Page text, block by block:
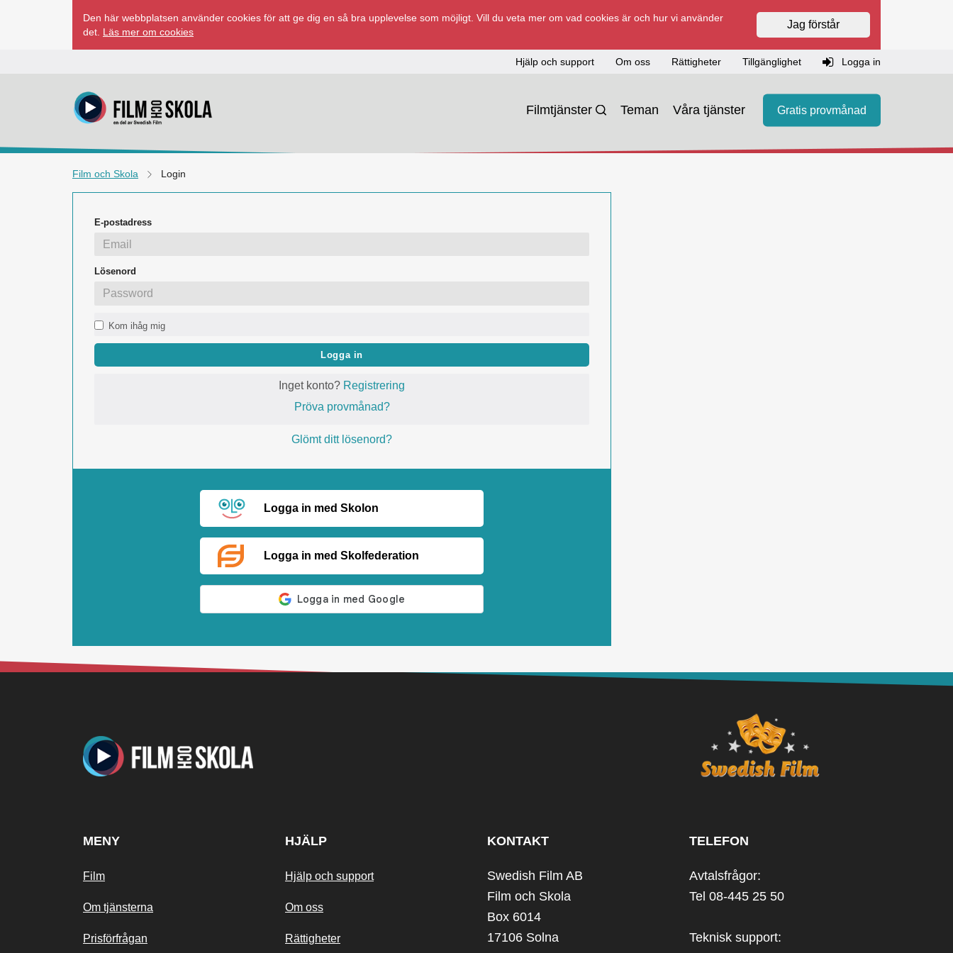
Den här webbplatsen använder cookies för att ge dig en så bra upplevelse som möjligt. Vill du veta mer om vad cookies är och hur vi använder
det. Läs mer om cookies
Jag förstår
Hjälp och support Om oss Rättigheter Tillgänglighet Logga in
Filmtjänster Teman Våra tjänster Gratis provmånad
Film och Skola Login
E-postadress
Lösenord
Kom ihåg mig
Logga in
Inget konto? Registrering
Pröva provmånad?
Glömt ditt lösenord?
Logga in med Skolon
Logga in med Skolfederation
MENY
Film
Om tjänsterna
Prisförfrågan
HJÄLP
Hjälp och support
Om oss
Rättigheter
KONTAKT
Swedish Film AB
Film och Skola
Box 6014
17106 Solna
TELEFON
Avtalsfrågor:
Tel 08-445 25 50
Teknisk support: